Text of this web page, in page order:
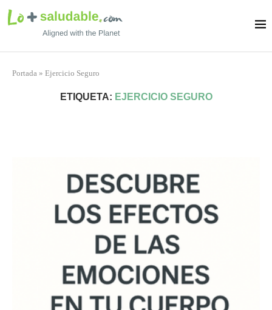
Portada » Ejercicio Seguro
ETIQUETA: EJERCICIO SEGURO